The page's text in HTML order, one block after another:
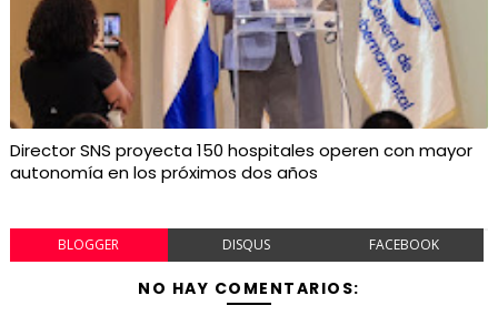
Director SNS proyecta 150 hospitales operen con mayor
autonomía en los próximos dos años
BLOGGER DISQUS FACEBOOK
NO HAY COMENTARIOS: